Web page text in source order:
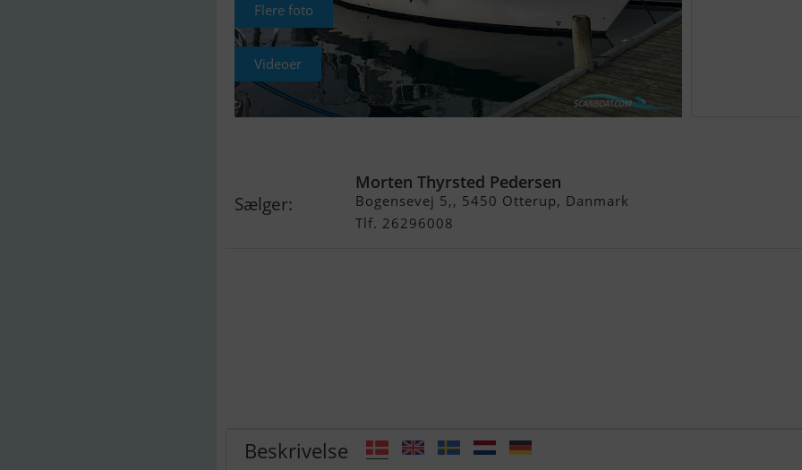
Flere foto
Videoer
Sælger:
Morten Thyrsted Pedersen
Bogensevej 5,, 5450 Otterup, Danmark
Tlf. 26296008
Beskrivelse